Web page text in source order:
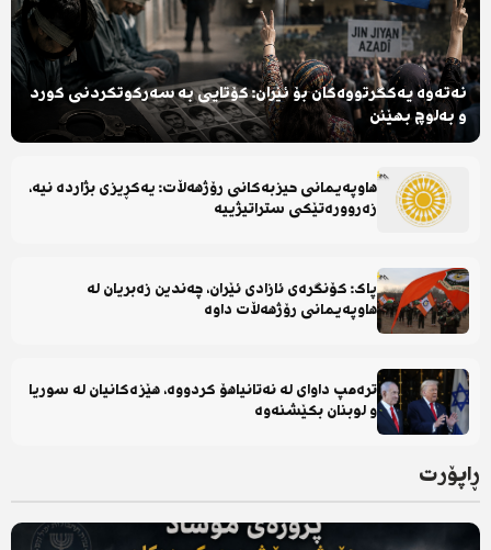
نەتەوە یەکگرتووەکان بۆ ئێران: کۆتایی بە سەرکوتکردنی کورد
و بەلوچ بهێنن
هاوپەیمانی حیزبەکانی رۆژهەڵات: یەکڕیزی بژاردە نیە،
زەروورەتێکی ستراتیژییە
پاک: کۆنگرەی ئازادی ئێران، چەندین زەبریان لە
هاوپەیمانی رۆژهەڵات داوە
ترەمپ داوای لە نەتانیاهۆ کردووە، هێزەکانیان لە سوریا
و لوبنان بکێشنەوە
ڕاپۆرت